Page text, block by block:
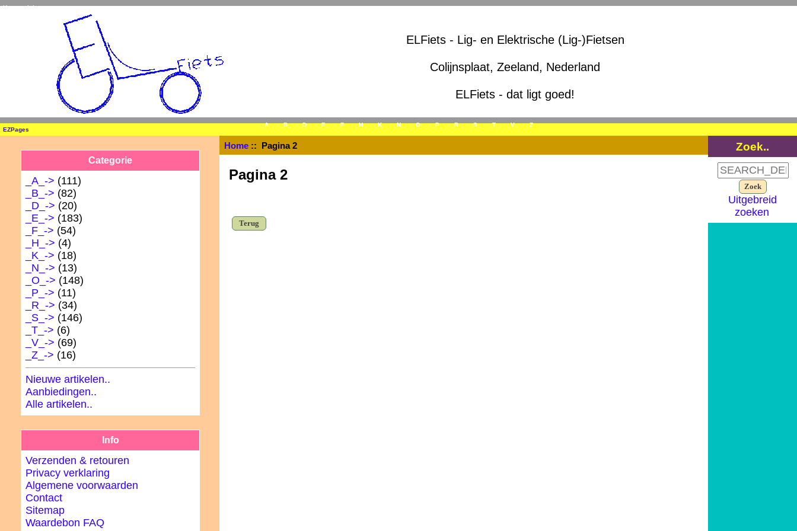
Home Inloggen
ELFiets - Lig- en Elektrische (Lig-)Fietsen
Colijnsplaat, Zeeland, Nederland
ELFiets - dat ligt goed!
_A_ _B_ _D_ _E_ _F_ _H_ _K_ _N_ _O_ _P_ _R_ _S_ _T_ _V_ _Z_
EZPages
Categorie
_A_-> (111)
_B_-> (82)
_D_-> (20)
_E_-> (183)
_F_-> (54)
_H_-> (4)
_K_-> (18)
_N_-> (13)
_O_-> (148)
_P_-> (11)
_R_-> (34)
_S_-> (146)
_T_-> (6)
_V_-> (69)
_Z_-> (16)
Nieuwe artikelen..
Aanbiedingen..
Alle artikelen..
Info
Verzenden & retouren
Privacy verklaring
Algemene voorwaarden
Contact
Sitemap
Waardebon FAQ
Home:: Pagina 2
Pagina 2
Terug
Zoek..
Uitgebreid
zoeken